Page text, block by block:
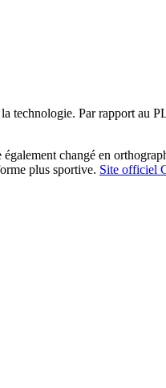
technologie. Par rapport au
changé en
plus sportive. Site officiel